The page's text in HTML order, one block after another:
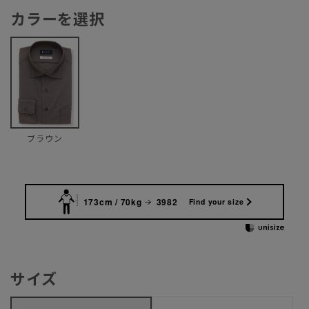
カラーを選択
ブラウン
173cm / 70kg 3982 Find your size
サイズ